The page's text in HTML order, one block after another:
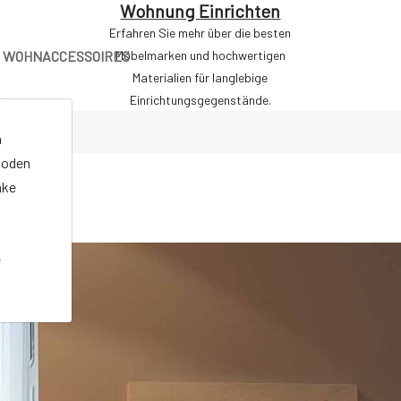
WOHNACCESSOIRES
Wohnung Einrichten
Erfahren Sie mehr über die besten
Möbelmarken und hochwertigen
Materialien für langlebige
Einrichtungsgegenstände.